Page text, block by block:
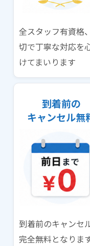
全スタッフ有資格
切で丁寧な対応を
けてまいります
到着前の
キャンセル無
到着前のキャンセ
完全無料となりま